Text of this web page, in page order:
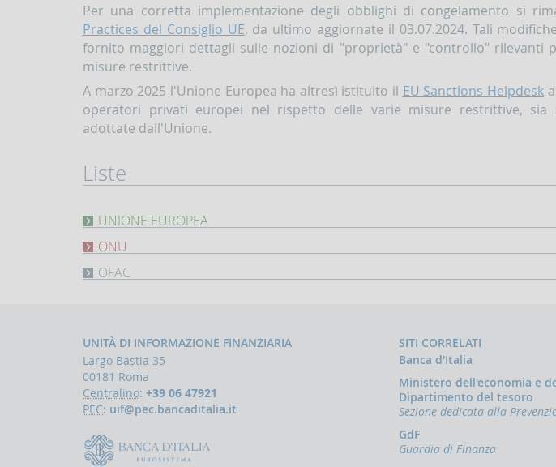
Per una corretta implementazione degli obblighi di congelamento si
Practices del Consiglio UE, da ultimo aggiornate il 03.07.2024. Tali
fornito maggiori dettagli sulle nozioni di "proprietà" e "controllo" rilevanti
misure restrittive.
A marzo 2025 l'Unione Europea ha altresì istituito il EU Sanctions Helpdesk
operatori privati europei nel rispetto delle varie misure restrittive, sia
adottate dall'Unione.
Liste
UNIONE EUROPEA
consolidata
persone,
a
sanzioni
finanziarie
UE(link
esterno)
EU
(restrictive
measures)
ONU
consolidata
soggette
a
misure
restrittive
imposte
dal
Consiglio
Sicurezza
delle
OFAC
ed
entità
oggetto
di
sanzioni
finanziarie
da
delle
autorià
UNITÀ DI INFORMAZIONE FINANZIARIA
Largo Bastia 35
00181 Roma
Centralino: +39 06 47921
PEC: uif@pec.bancaditalia.it
SITI CORRELATI
Banca d'Italia
Ministero dell'economia e
Dipartimento del tesoro
Sezione dedicata alla
GdF
Guardia di Finanza